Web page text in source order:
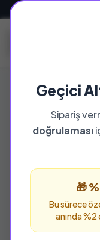
Geçici
Sipariş
doğrulaması
🎁
Bu sürece
anında